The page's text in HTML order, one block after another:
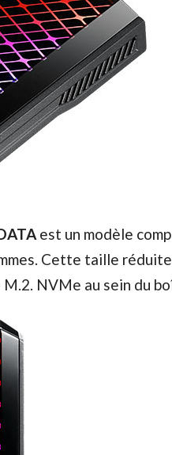
est un modèle
Cette taille
NVMe au sein du